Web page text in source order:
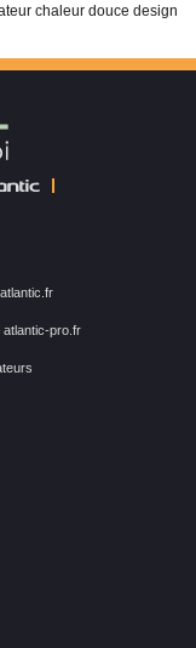
chaleur douce design
Bien
Chez
atlantic-pro.fr